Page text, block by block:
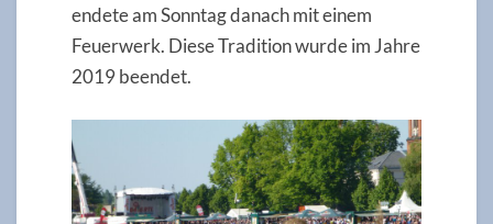
endete am Sonntag danach mit einem
Feuerwerk. Diese Tradition wurde im Jahre
2019 beendet.